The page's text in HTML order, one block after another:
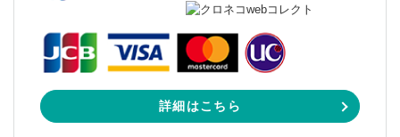
詳細はこちら